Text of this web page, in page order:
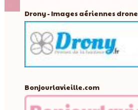
Drony - Images aériennes drone
Bonjourlavieille.com